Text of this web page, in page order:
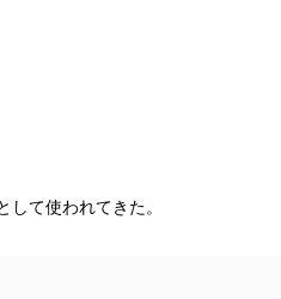
て使われてきた。